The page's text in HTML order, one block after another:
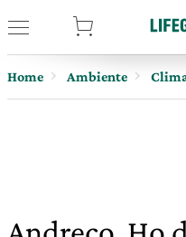
Home Ambiente